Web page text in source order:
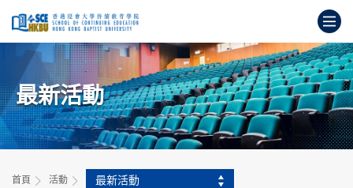
容
打
要
內
容
最新活動
首頁 活動 最新活動